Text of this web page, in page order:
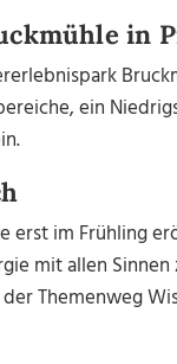
in
ein
erst im Frühling
mit allen
Themenweg